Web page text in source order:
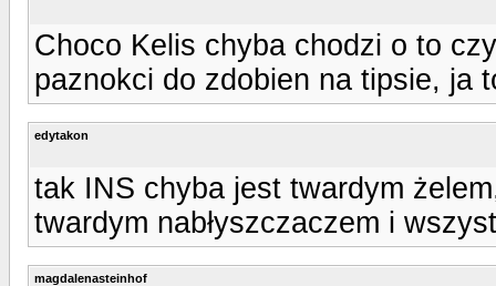
Choco Kelis chyba chodzi o to
paznokci do zdobien na tipsie, ja
edytakon
tak INS chyba jest twardym
twardym nabłyszczaczem i
magdalenasteinhof